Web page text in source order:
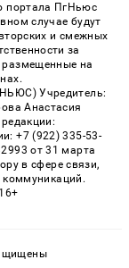
портала ПгНьюс
случае будут
и смежных
за
размещенные на
Учредитель:
Анастасия
+7 (922) 335-53-
от 31 марта
в сфере связи,